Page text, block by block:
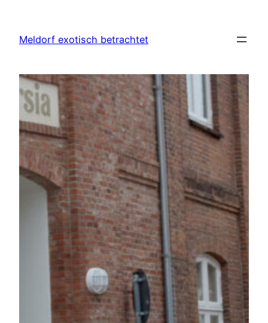
springen
Meldorf exotisch betrachtet